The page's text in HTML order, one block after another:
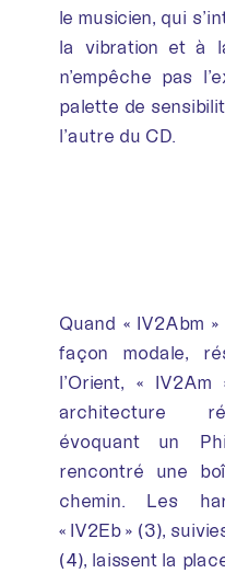
le musicien, qui
la vibration et à
n’empêche pas
palette de
l’autre du CD.
Quand « IV2Abm
façon modale,
l’Orient, «
architecture
évoquant un
rencontré une
chemin. Les
« IV2Eb » (3),
(4), laissent la